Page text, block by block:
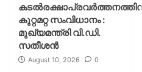
കടല്‍രക്ഷാപ്രവര്‍ത്തനത്തിന്
കുറ്റമറ്റ സംവിധാനം :
മുഖ്യമന്ത്രി വി.ഡി.
സതീശന്‍
August 10, 2026 0